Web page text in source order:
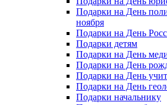
Подарки на День
ноября
Подарки на День
Подарки детям
Подарки на День
Подарки на День
Подарки на День
Подарки на День
Подарки начальнику